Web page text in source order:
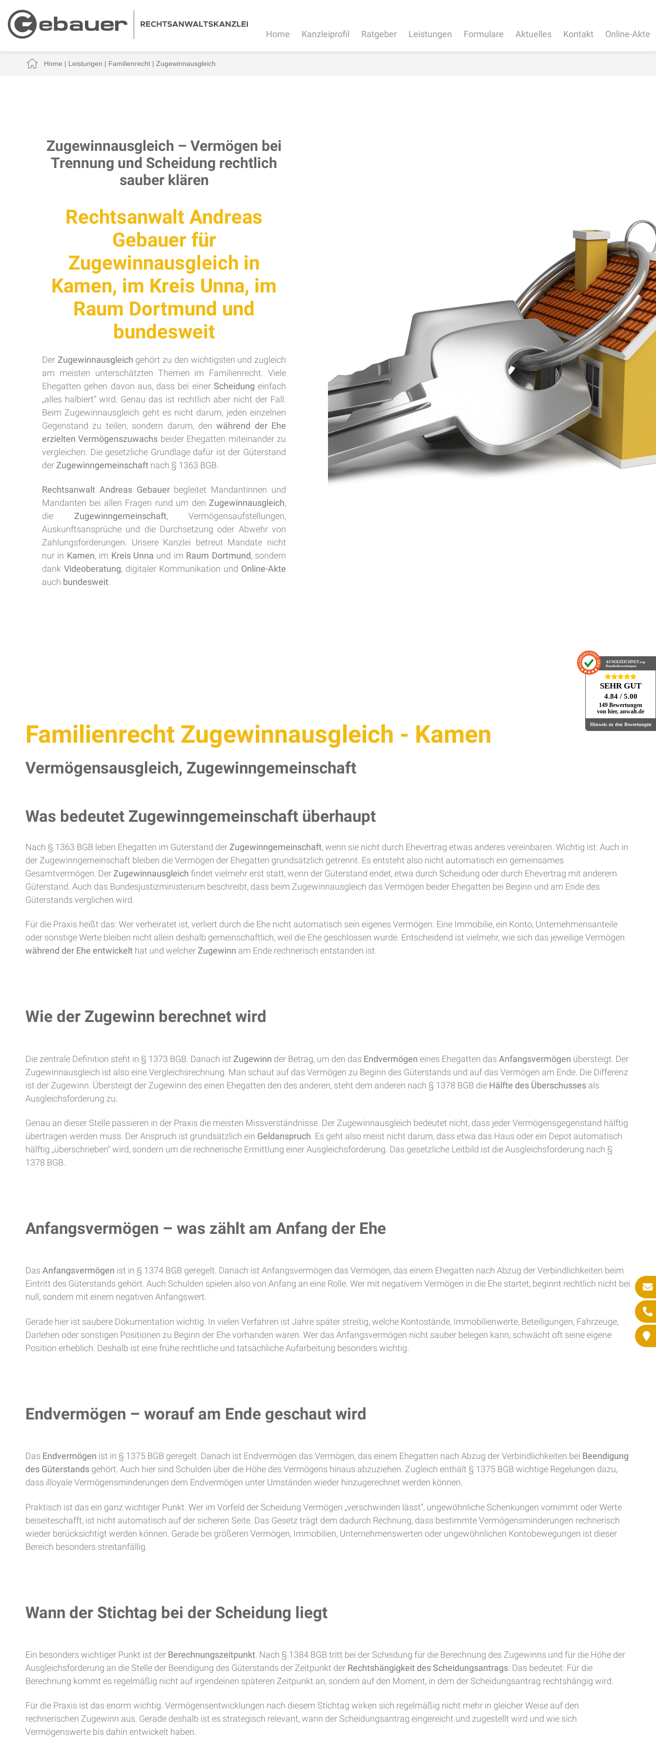
Home Kanzleiprofil Ratgeber Leistungen Formulare Aktuelles Kontakt Online-Akte
Home | Leistungen | Familienrecht| Zugewinnausgleich
Zugewinnausgleich – Vermögen bei
Trennung und Scheidung rechtlich
sauber klären
Rechtsanwalt Andreas
Gebauer für
Zugewinnausgleich in
Kamen, im Kreis Unna, im
Raum Dortmund und
bundesweit
Der Zugewinnausgleich gehört zu den wichtigsten und zugleich
am meisten unterschätzten Themen im Familienrecht. Viele
Ehegatten gehen davon aus, dass bei einer Scheidung einfach
„alles halbiert“ wird. Genau das ist rechtlich aber nicht der Fall.
Beim Zugewinnausgleich geht es nicht darum, jeden einzelnen
Gegenstand zu teilen, sondern darum, denwährend der Ehe
erzielten Vermögenszuwachs beider Ehegatten miteinander zu
vergleichen. Die gesetzliche Grundlage dafür ist der Güterstand
der Zugewinngemeinschaft nach § 1363 BGB.
Rechtsanwalt Andreas Gebauerbegleitet Mandantinnen und
Mandanten bei allen Fragen rund um den Zugewinnausgleich,
die Zugewinngemeinschaft, Vermögensaufstellungen,
Auskunftsansprüche und die Durchsetzung oder Abwehr von
Zahlungsforderungen. Unsere Kanzlei betreut Mandate nicht
nur in Kamen, im Kreis Unna und im Raum Dortmund, sondern
dank Videoberatung, digitaler Kommunikation und Online-Akte
auch bundesweit.
Familienrecht Zugewinnausgleich - Kamen
Vermögensausgleich, Zugewinngemeinschaft
Was bedeutet Zugewinngemeinschaft überhaupt
Nach § 1363 BGB leben Ehegatten im Güterstand der Zugewinngemeinschaft, wenn sie nicht durch Ehevertrag etwas anderes vereinbaren. Wichtig ist: Auch in
der Zugewinngemeinschaft bleiben die Vermögen der Ehegatten grundsätzlich getrennt. Es entsteht also nicht automatisch ein gemeinsames
Gesamtvermögen. Der Zugewinnausgleich findet vielmehr erst statt, wenn der Güterstand endet, etwa durch Scheidung oder durch Ehevertrag mit anderem
Güterstand. Auch das Bundesjustizministerium beschreibt, dass beim Zugewinnausgleich das Vermögen beider Ehegatten bei Beginn und am Ende des
Güterstands verglichen wird.
Für die Praxis heißt das: Wer verheiratet ist, verliert durch die Ehe nicht automatisch sein eigenes Vermögen. Eine Immobilie, ein Konto, Unternehmensanteile
oder sonstige Werte bleiben nicht allein deshalb gemeinschaftlich, weil die Ehe geschlossen wurde. Entscheidend ist vielmehr, wie sich das jeweilige Vermögen
während der Ehe entwickelt hat und welcher Zugewinn am Ende rechnerisch entstanden ist.
Wie der Zugewinn berechnet wird
Die zentrale Definition steht in § 1373 BGB. Danach ist Zugewinn der Betrag, um den das Endvermögen eines Ehegatten das Anfangsvermögen übersteigt. Der
Zugewinnausgleich ist also eine Vergleichsrechnung. Man schaut auf das Vermögen zu Beginn des Güterstands und auf das Vermögen am Ende. Die Differenz
ist der Zugewinn. Übersteigt der Zugewinn des einen Ehegatten den des anderen, steht dem anderen nach § 1378 BGB die Hälfte des Überschusses als
Ausgleichsforderung zu.
Genau an dieser Stelle passieren in der Praxis die meisten Missverständnisse. Der Zugewinnausgleich bedeutet nicht, dass jeder Vermögensgegenstand hälftig
übertragen werden muss. Der Anspruch ist grundsätzlich ein Geldanspruch . Es geht also meist nicht darum, dass etwa das Haus oder ein Depot automatisch
hälftig „überschrieben“ wird, sondern um die rechnerische Ermittlung einer Ausgleichsforderung. Das gesetzliche Leitbild ist die Ausgleichsforderung nach §
1378 BGB.
Anfangsvermögen – was zählt am Anfang der Ehe
Das Anfangsvermögen ist in § 1374 BGB geregelt. Danach ist Anfangsvermögen das Vermögen, das einem Ehegatten nach Abzug der Verbindlichkeiten beim
Eintritt des Güterstands gehört. Auch Schulden spielen also von Anfang an eine Rolle. Wer mit negativem Vermögen in die Ehe startet, beginnt rechtlich nicht bei
null, sondern mit einem negativen Anfangswert.
Gerade hier ist saubere Dokumentation wichtig. In vielen Verfahren ist Jahre später streitig, welche Kontostände, Immobilienwerte, Beteiligungen, Fahrzeuge,
Darlehen oder sonstigen Positionen zu Beginn der Ehe vorhanden waren. Wer das Anfangsvermögen nicht sauber belegen kann, schwächt oft seine eigene
Position erheblich. Deshalb ist eine frühe rechtliche und tatsächliche Aufarbeitung besonders wichtig.
Endvermögen – worauf am Ende geschaut wird
Das Endvermögen ist in § 1375 BGB geregelt. Danach ist Endvermögen das Vermögen, das einem Ehegatten nach Abzug der Verbindlichkeiten bei Beendigung
des Güterstands gehört. Auch hier sind Schulden über die Höhe des Vermögens hinaus abzuziehen. Zugleich enthält § 1375 BGB wichtige Regelungen dazu,
dass illoyale Vermögensminderungen dem Endvermögen unter Umständen wieder hinzugerechnet werden können.
Praktisch ist das ein ganz wichtiger Punkt. Wer im Vorfeld der Scheidung Vermögen „verschwinden lässt“, ungewöhnliche Schenkungen vornimmt oder Werte
beiseiteschafft, ist nicht automatisch auf der sicheren Seite. Das Gesetz trägt dem dadurch Rechnung, dass bestimmte Vermögensminderungen rechnerisch
wieder berücksichtigt werden können. Gerade bei größeren Vermögen, Immobilien, Unternehmenswerten oder ungewöhnlichen Kontobewegungen ist dieser
Bereich besonders streitanfällig.
Wann der Stichtag bei der Scheidung liegt
Ein besonders wichtiger Punkt ist der Berechnungszeitpunkt . Nach § 1384 BGB tritt bei der Scheidung für die Berechnung des Zugewinns und für die Höhe der
Ausgleichsforderung an die Stelle der Beendigung des Güterstands der Zeitpunkt der Rechtshängigkeit des Scheidungsantrags . Das bedeutet: Für die
Berechnung kommt es regelmäßig nicht auf irgendeinen späteren Zeitpunkt an, sondern auf den Moment, in dem der Scheidungsantrag rechtshängig wird.
Für die Praxis ist das enorm wichtig. Vermögensentwicklungen nach diesem Stichtag wirken sich regelmäßig nicht mehr in gleicher Weise auf den
rechnerischen Zugewinn aus. Gerade deshalb ist es strategisch relevant, wann der Scheidungsantrag eingereicht und zugestellt wird und wie sich
Vermögenswerte bis dahin entwickelt haben.
AUSGEZEICHNET .org
Kundenbewertungen
SEHR GUT
4.84 / 5.00
149 Bewertungen
von hier, anwalt.de
Hinweis zu den Bewertungen